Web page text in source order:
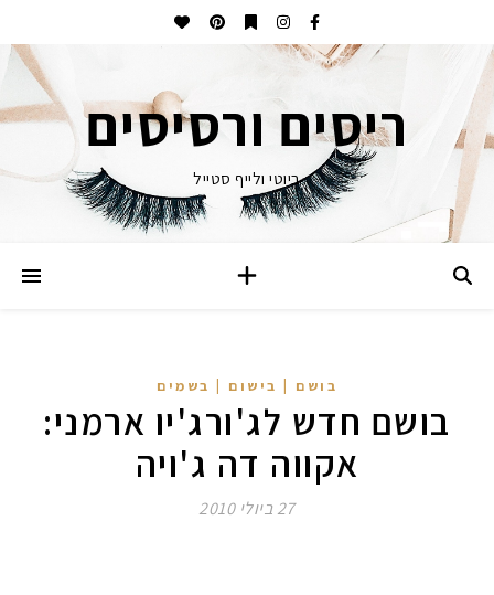
ריסים ורסיסים
ביוטי ולייף סטייל
בושם | בישום | בשמים
בושם חדש לג'ורג'יו ארמני:
אקווה דה ג'ויה
27 ביולי 2010